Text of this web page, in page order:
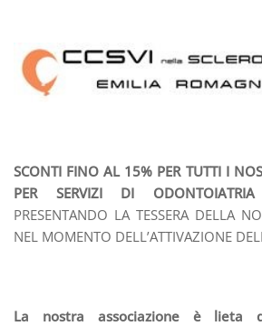
SCONTI FINO AL 15% PER TUTTI I
PER SERVIZI DI
PRESENTANDO LA TESSERA DELLA
NEL MOMENTO DELL’ATTIVAZIONE
La nostra associazione è lieta